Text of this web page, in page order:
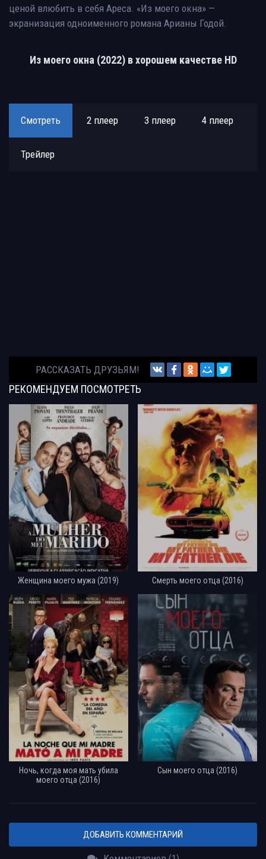
ценой влюбить в себя Ареса. «Из моего окна» —
экранизация одноименного романа Арианы Годой.
Из моего окна (2022) в хорошем качестве HD
Смотреть 2 плеер 3 плеер 4 плеер
Трейлер
РАССКАЗАТЬ ДРУЗЬЯМ!
РЕКОМЕНДУЕМ ПОСМОТРЕТЬ
Женщина моего мужа (2019) Смерть моего отца (2016)
Ночь, когда моя мать убила
моего отца (2016)
Сын моего отца (2016)
ДОБАВИТЬ КОММЕНТАРИЙ